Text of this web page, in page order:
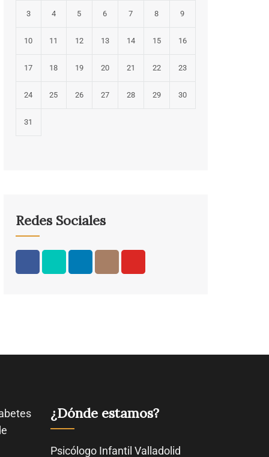
3 4 5 6 7 8 9
10 11 12 13 14 15 16
17 18 19 20 21 22 23
24 25 26 27 28 29 30
31
Redes Sociales
¿Dónde estamos?
Psicólogo Infantil Valladolid